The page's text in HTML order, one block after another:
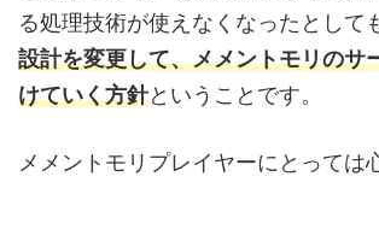
る処理技術が使えなくなったとして
設計を変更して、メメントモリのサ
けていく方針ということです。
メメントモリプレイヤーにとっては